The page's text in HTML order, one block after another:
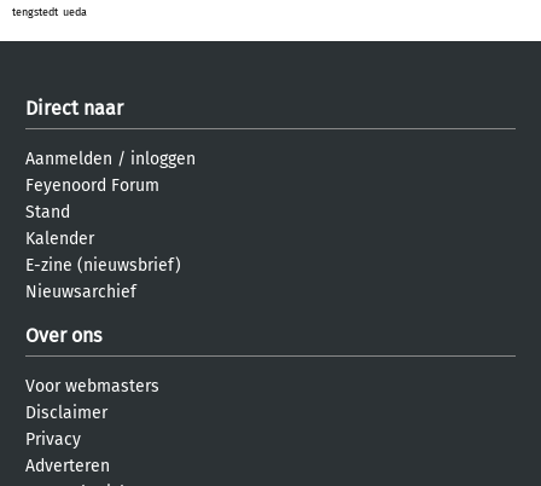
tengstedt ueda
Direct naar
Aanmelden / inloggen
Feyenoord Forum
Stand
Kalender
E-zine (nieuwsbrief)
Nieuwsarchief
Over ons
Voor webmasters
Disclaimer
Privacy
Adverteren